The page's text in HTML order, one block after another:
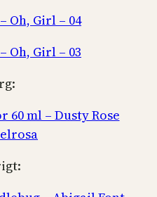
Oh, Girl – 04
Oh, Girl – 03
60 ml – Dusty Rose